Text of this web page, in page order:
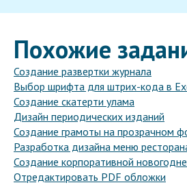
Похожие
Создание развертки журнала
Выбор шрифта для штрих-кода в
Создание скатерти улама
Дизайн периодических изданий
Создание грамоты на прозрачном
Разработка дизайна меню
Создание корпоративной
Отредактировать PDF обложки